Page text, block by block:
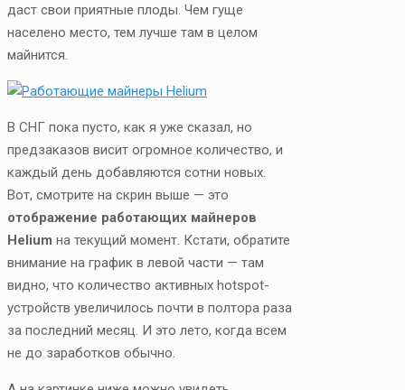
даст свои приятные плоды. Чем гуще
населено место, тем лучше там в целом
майнится.
В СНГ пока пусто, как я уже сказал, но
предзаказов висит огромное количество, и
каждый день добавляются сотни новых.
Вот, смотрите на скрин выше — это
отображение работающих майнеров
Helium на текущий момент. Кстати, обратите
внимание на график в левой части — там
видно, что количество активных hotspot-
устройств увеличилось почти в полтора раза
за последний месяц. И это лето, когда всем
не до заработков обычно.